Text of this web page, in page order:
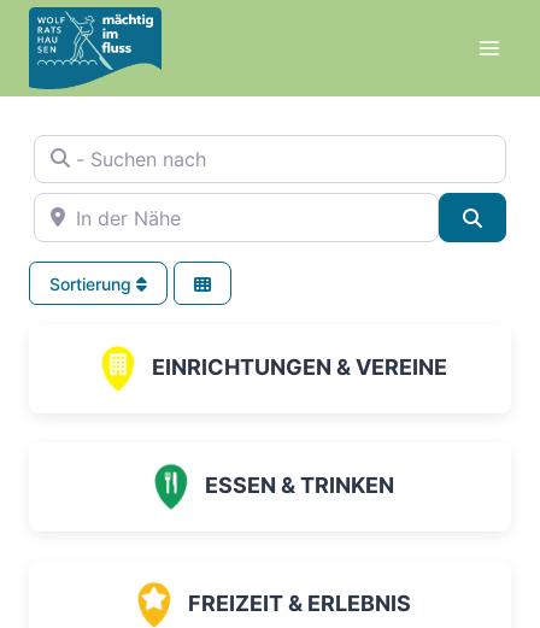
Zum
Inhalt
springen
- Suchen nach
In der Nähe
Sortierung
EINRICHTUNGEN & VEREINE
ESSEN & TRINKEN
FREIZEIT & ERLEBNIS